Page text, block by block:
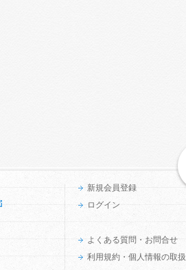
新規会員登録
ログイン
よくある質問・お問合せ
利用規約・個人情報の取扱